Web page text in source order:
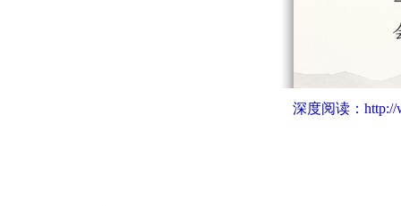
深度阅读： http://